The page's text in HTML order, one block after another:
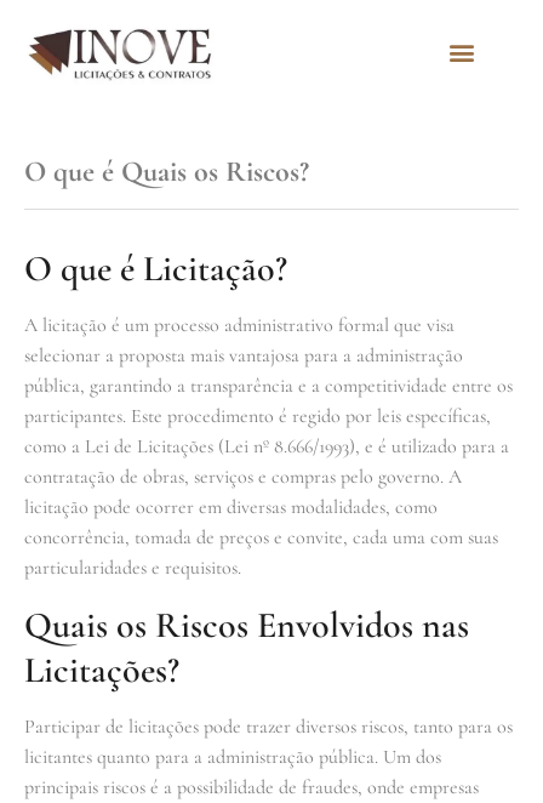
O que é Quais os Riscos?
O que é Licitação?
A licitação é um processo administrativo formal que visa
selecionar a proposta mais vantajosa para a administração
pública, garantindo a transparência e a competitividade entre os
participantes. Este procedimento é regido por leis específicas,
como a Lei de Licitações (Lei nº 8.666/1993), e é utilizado para a
contratação de obras, serviços e compras pelo governo. A
licitação pode ocorrer em diversas modalidades, como
concorrência, tomada de preços e convite, cada uma com suas
particularidades e requisitos.
Quais os Riscos Envolvidos nas
Licitações?
Participar de licitações pode trazer diversos riscos, tanto para os
licitantes quanto para a administração pública. Um dos
principais riscos é a possibilidade de fraudes, onde empresas